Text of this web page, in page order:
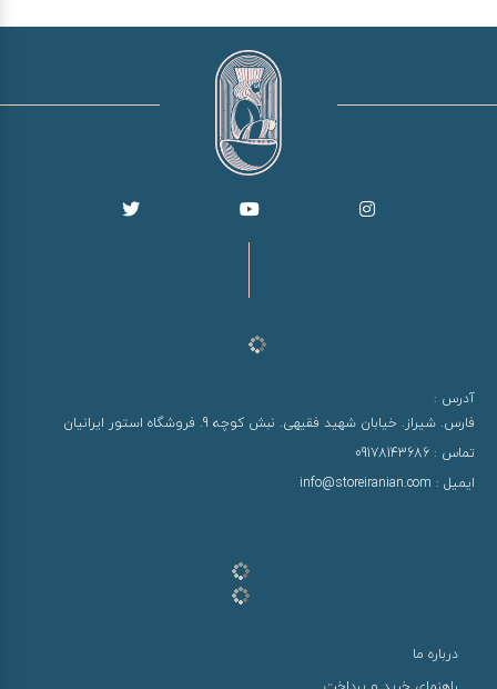
آدرس :
فارس. شیراز. خیابان شهید فقیهی. نبش کوچه 9. فروشگاه استور ایرانیان
تماس : 09178143686
ایمیل : info@storeiranian.com
درباره ما